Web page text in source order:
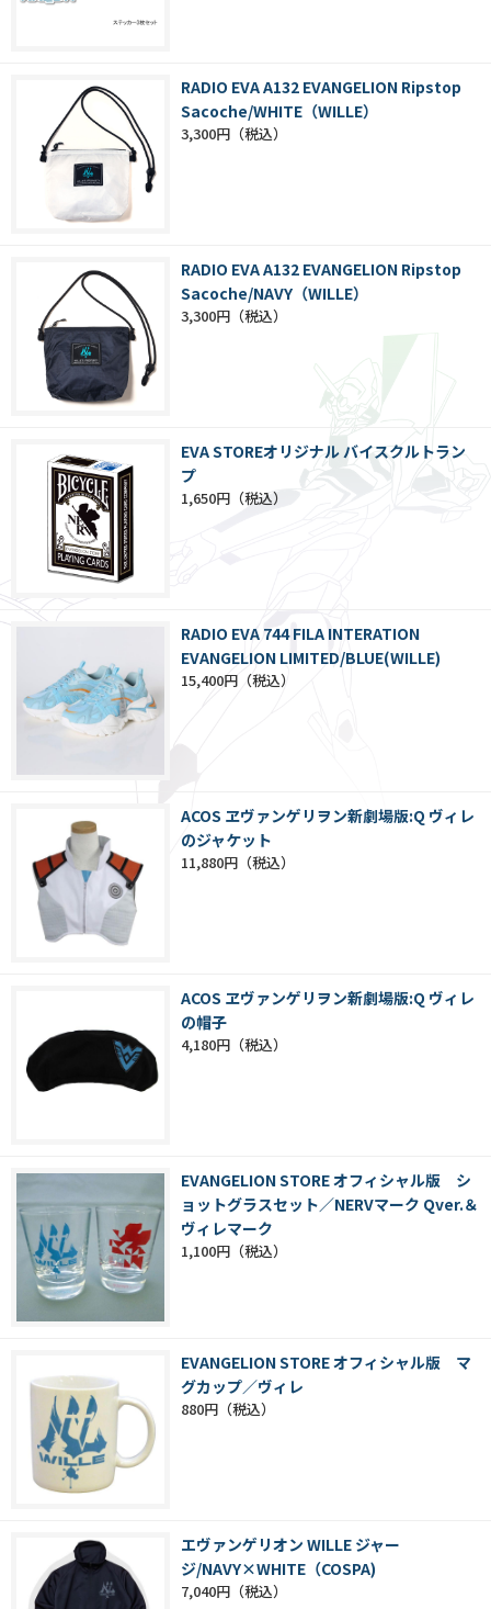
RADIO EVA A132 EVANGELION Ripstop
Sacoche/WHITE（WILLE）
3,300円
RADIO EVA A132 EVANGELION Ripstop
Sacoche/NAVY（WILLE）
3,300円
EVA STOREオリジナル バイスクルトラン
プ
1,650円
RADIO EVA 744 FILA INTERATION
EVANGELION LIMITED/BLUE(WILLE)
15,400円
ACOS ヱヴァンゲリヲン新劇場版:Q ヴィレ
のジャケット
11,880円
ACOS ヱヴァンゲリヲン新劇場版:Q ヴィレ
の帽子
4,180円
EVANGELION STORE オフィシャル版 シ
ョットグラスセット／NERVマーク Qver.＆
ヴィレマーク
1,100円
EVANGELION STORE オフィシャル版 マ
グカップ／ヴィレ
880円
エヴァンゲリオン WILLE ジャー
ジ/NAVY×WHITE（COSPA)
7,040円